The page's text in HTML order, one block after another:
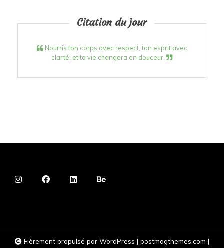
Citation du jour
Nourris ton corps avec respect, ton esprit avec
clarté, et ta vie changera en douceur.
Fièrement propulsé par WordPress | postmagthemes.com |